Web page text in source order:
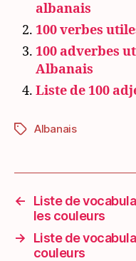
albanais
100 verbes
100 adverbes
Albanais
Liste de 100
Étiquettes
Albanais
←
Liste de
les couleurs
→
Liste de
couleurs